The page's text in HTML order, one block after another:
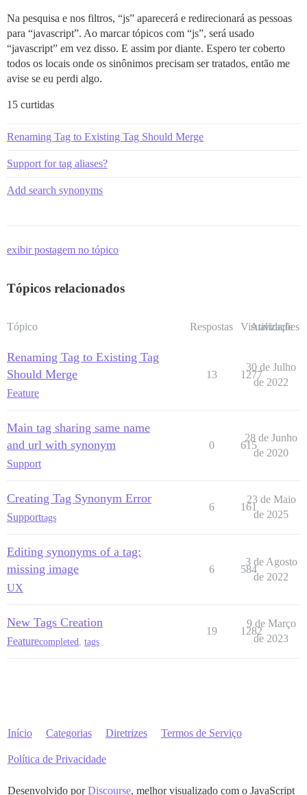
Na pesquisa e nos filtros, “js” aparecerá e redirecionará as pessoas
para “javascript”. Ao marcar tópicos com “js”, será usado
“javascript” em vez disso. E assim por diante. Espero ter coberto
todos os locais onde os sinônimos precisam ser tratados, então me
avise se eu perdi algo.
15 curtidas
Renaming Tag to Existing Tag Should Merge
Support for tag aliases?
Add search synonyms
exibir postagem no tópico
Tópicos relacionados
Tópico Respostas Visualizações
Atividade
Renaming Tag to Existing Tag
Should Merge
Feature
13 1277
30 de Julho
de 2022
Main tag sharing same name
and url with synonym
Support
0 615
28 de Junho
de 2020
Creating Tag Synonym Error
Supporttags
6 161
23 de Maio
de 2025
Editing synonyms of a tag:
missing image
UX
6 584
3 de Agosto
de 2022
New Tags Creation
Featurecompleted tags
19 1282
9 de Março
de 2023
Início Categorias Diretrizes Termos de Serviço
Política de Privacidade
Desenvolvido porDiscourse, melhor visualizado com o JavaScript